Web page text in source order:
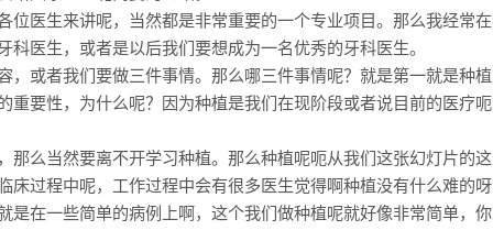
位医生来讲呢，当然都是非常重要的一个专业项目。那么我经常
医生，或者是以后我们要想成为一名优秀的牙科医生。
，或者我们要做三件事情。那么哪三件事情呢？就是第一就是种
重要性，为什么呢？因为种植是我们在现阶段或者说目前的医疗
那么当然要离不开学习种植。那么种植呢呃从我们这张幻灯片的
床过程中呢，工作过程中会有很多医生觉得啊种植没有什么难的
是在一些简单的病例上啊，这个我们做种植呢就好像非常简单，